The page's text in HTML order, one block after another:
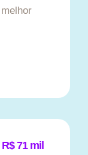
71 mil